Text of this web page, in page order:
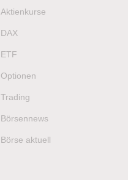
Aktienkurse
DAX
ETF
Optionen
Trading
Börsennews
Börse aktuell